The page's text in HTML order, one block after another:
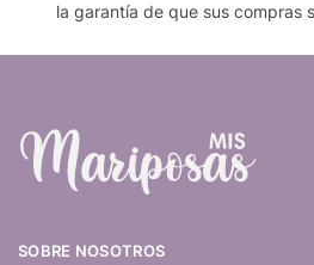
la garantía de que sus compras
SOBRE NOSOTROS